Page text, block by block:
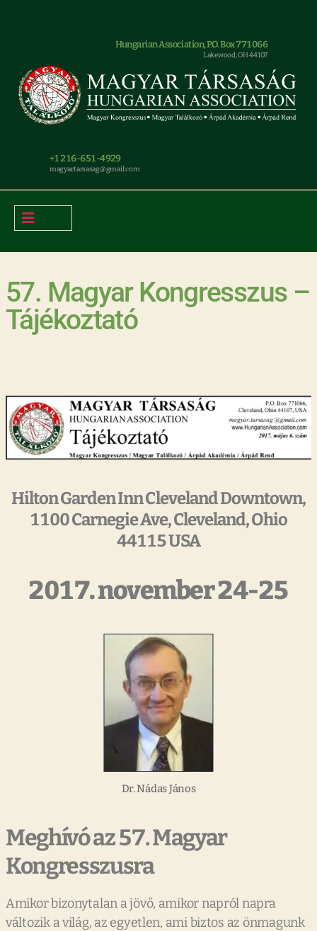
Hungarian Association, P.O. Box 771066
Lakewood, OH 44107
+1 216-651-4929
magyar.tarsasag@gmail.com
57. Magyar Kongresszus –
Tájékoztató
Hilton Garden Inn Cleveland Downtown,
1100 Carnegie Ave, Cleveland, Ohio
44115 USA
2017. november 24-25
Dr. Nádas János
Meghívó az 57. Magyar
Kongresszusra
Amikor bizonytalan a jövő, amikor napról napra
változik a világ, az egyetlen, ami biztos az önmagunk